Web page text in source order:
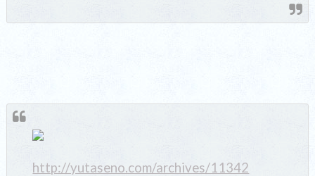
http://yutaseno.com/archives/11342